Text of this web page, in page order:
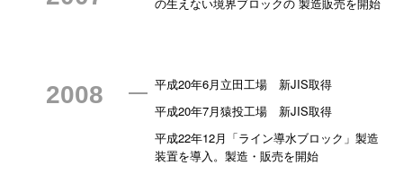
2008
平成20年6月立田工場 新JIS取得
平成20年7月猿投工場 新JIS取得
平成22年12月「ライン導水ブロック」製造
装置を導入。製造・販売を開始